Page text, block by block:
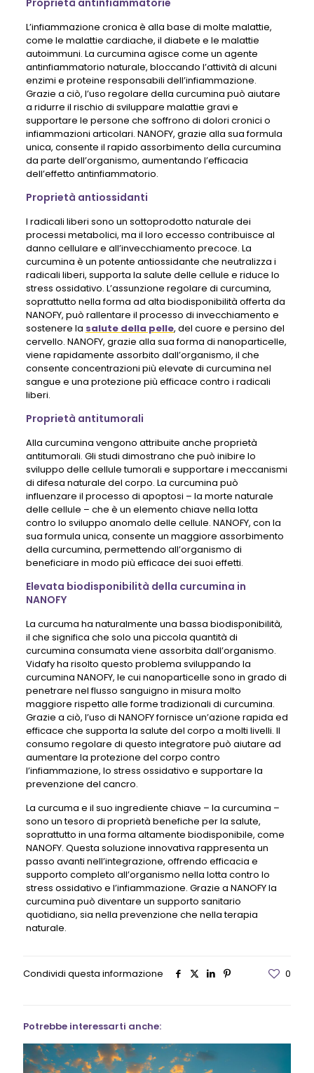
L’infiammazione cronica è alla base di molte malattie,
come le malattie cardiache, il diabete e le malattie
autoimmuni. La curcumina agisce come un agente
antinfiammatorio naturale, bloccando l’attività di alcuni
enzimi e proteine ​​responsabili dell’infiammazione.
Grazie a ciò, l’uso regolare della curcumina può aiutare
a ridurre il rischio di sviluppare malattie gravi e
supportare le persone che soffrono di dolori cronici o
infiammazioni articolari. NANOFY, grazie alla sua formula
unica, consente il rapido assorbimento della curcumina
da parte dell’organismo, aumentando l’efficacia
dell’effetto antinfiammatorio.
Proprietà antiossidanti
I radicali liberi sono un sottoprodotto naturale dei
processi metabolici, ma il loro eccesso contribuisce al
danno cellulare e all’invecchiamento precoce. La
curcumina è un potente antiossidante che neutralizza i
radicali liberi, supporta la salute delle cellule e riduce lo
stress ossidativo. L’assunzione regolare di curcumina,
soprattutto nella forma ad alta biodisponibilità offerta da
NANOFY, può rallentare il processo di invecchiamento e
sostenere la salute della pelle, del cuore e persino del
cervello. NANOFY, grazie alla sua forma di nanoparticelle,
viene rapidamente assorbito dall’organismo, il che
consente concentrazioni più elevate di curcumina nel
sangue e una protezione più efficace contro i radicali
liberi.
Proprietà antitumorali
Alla curcumina vengono attribuite anche proprietà
antitumorali. Gli studi dimostrano che può inibire lo
sviluppo delle cellule tumorali e supportare i meccanismi
di difesa naturale del corpo. La curcumina può
influenzare il processo di apoptosi – la morte naturale
delle cellule – che è un elemento chiave nella lotta
contro lo sviluppo anomalo delle cellule. NANOFY, con la
sua formula unica, consente un maggiore assorbimento
della curcumina, permettendo all’organismo di
beneficiare in modo più efficace dei suoi effetti.
Elevata biodisponibilità della curcumina in
NANOFY
La curcuma ha naturalmente una bassa biodisponibilità,
il che significa che solo una piccola quantità di
curcumina consumata viene assorbita dall’organismo.
Vidafy ha risolto questo problema sviluppando la
curcumina NANOFY, le cui nanoparticelle sono in grado di
penetrare nel flusso sanguigno in misura molto
maggiore rispetto alle forme tradizionali di curcumina.
Grazie a ciò, l’uso di NANOFY fornisce un’azione rapida ed
efficace che supporta la salute del corpo a molti livelli. Il
consumo regolare di questo integratore può aiutare ad
aumentare la protezione del corpo contro
l’infiammazione, lo stress ossidativo e supportare la
prevenzione del cancro.
La curcuma e il suo ingrediente chiave – la curcumina –
sono un tesoro di proprietà benefiche per la salute,
soprattutto in una forma altamente biodisponibile, come
NANOFY. Questa soluzione innovativa rappresenta un
passo avanti nell’integrazione, offrendo efficacia e
supporto completo all’organismo nella lotta contro lo
stress ossidativo e l’infiammazione. Grazie a NANOFY la
curcumina può diventare un supporto sanitario
quotidiano, sia nella prevenzione che nella terapia
naturale.
Condividi questa informazione 0
Potrebbe interessarti anche: